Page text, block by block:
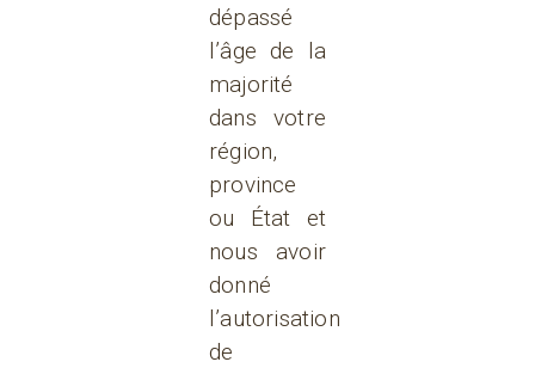
dépassé
l’âge de la
majorité
dans votre
région,
province
ou État et
nous avoir
donné
l’autorisation
de